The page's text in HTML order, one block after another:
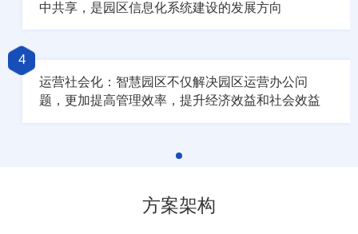
中共享，是园区信息化系统建设的发展方向
4
运营社会化：智慧园区不仅解决园区运营办公问
题，更加提高管理效率，提升经济效益和社会效益
方案架构